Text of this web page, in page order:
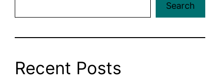
Search
Recent Posts